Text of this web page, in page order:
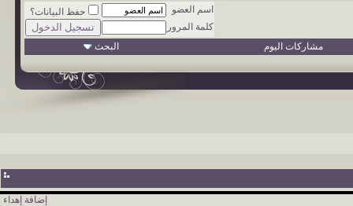
اسم العضو
حفظ البيانات؟
كلمة المرور
مشاركات اليوم
البحث
إضافة إهداء